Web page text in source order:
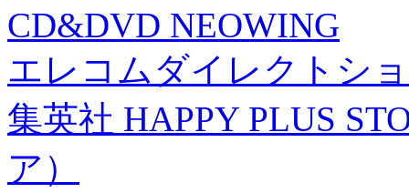
CD&DVD NEOWING
エレコムダイレクトシ
集英社 HAPPY PLUS
ア）